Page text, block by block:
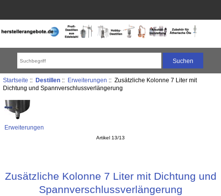
Startseite :: Destillen:: Erweiterungen :: Zusätzliche Kolonne 7 Liter mit
Dichtung und Spannverschlussverlängerung
Erweiterungen
Artikel 13/13
Zusätzliche Kolonne 7 Liter mit Dichtung und
Spannverschlussverlängerung